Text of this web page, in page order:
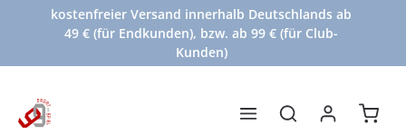
Zum Hauptinhalt springen
kostenfreier Versand innerhalb Deutschlands ab
49 € (für Endkunden), bzw. ab 99 € (für Club-
Kunden)